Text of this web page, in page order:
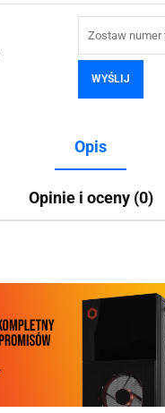
WYŚLIJ
Opis
Opinie i oceny (0)